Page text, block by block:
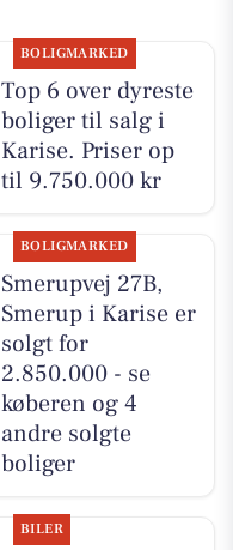
BOLIGMARKED
Top 6 over dyreste
boliger til salg i
Karise. Priser op
til 9.750.000 kr
BOLIGMARKED
Smerupvej 27B,
Smerup i Karise er
solgt for
2.850.000 - se
køberen og 4
andre solgte
boliger
BILER